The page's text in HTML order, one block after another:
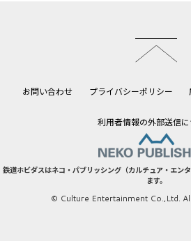
お問い合わせ プライバシーポリシー
利用者情報の外部送信に
鉄道ホビダスはネコ・パブリッシング（カルチュア・エン
ます。
© Culture Entertainment Co.,Ltd.